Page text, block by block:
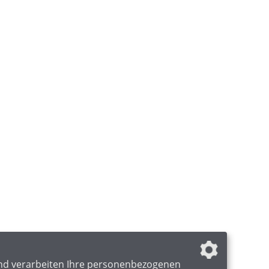
verarbeiten Ihre personenbezogenen